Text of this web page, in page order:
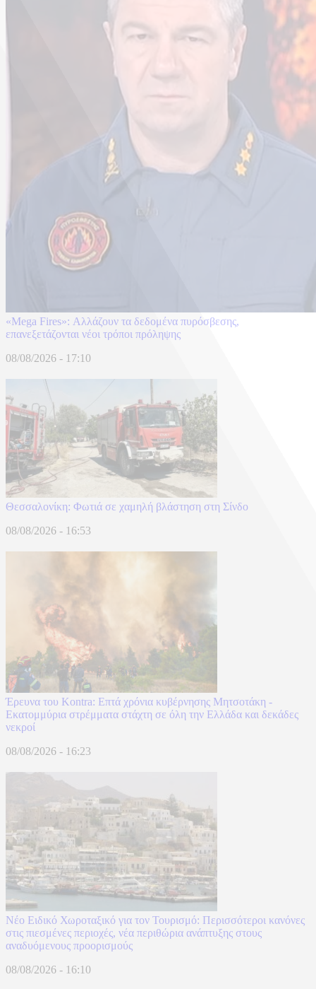
«Mega Fires»: Αλλάζουν τα δεδομένα πυρόσβεσης,
επανεξετάζονται νέοι τρόποι πρόληψης
08/08/2026 - 17:10
Θεσσαλονίκη: Φωτιά σε χαμηλή βλάστηση στη Σίνδο
08/08/2026 - 16:53
Έρευνα του Kontra: Επτά χρόνια κυβέρνησης Μητσοτάκη -
Εκατομμύρια στρέμματα στάχτη σε όλη την Ελλάδα και δεκάδες
νεκροί
08/08/2026 - 16:23
Νέο Ειδικό Χωροταξικό για τον Τουρισμό: Περισσότεροι κανόνες
στις πιεσμένες περιοχές, νέα περιθώρια ανάπτυξης στους
αναδυόμενους προορισμούς
08/08/2026 - 16:10